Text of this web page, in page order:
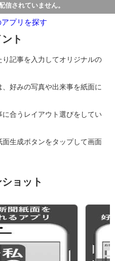
信されていません。
プリを探す
ト
記事を入力してオリジナルの
好みの写真や出来事を紙面に
合うレイアウト選びをしてい
生成ボタンをタップして画面
ョット